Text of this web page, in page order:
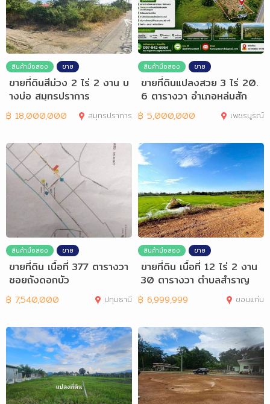
สินค้ามือสอง ขาย
ขายที่ดินสีม่วง 2 ไร่ 2 งาน บ
างบ่อ สมุทรปราการ
฿ 18,000,000 สมุทรปราการ
สินค้ามือสอง ขาย
ขายที่ดินแปลงสวย 3 ไร่ 20.
6 ตารางวา อำเภอหล่มสัก
฿ 5,000,000 เพชรบูรณ์
สินค้ามือสอง ขาย
ขายที่ดิน เนื้อที่ 377 ตารางวา
ซอยถังดอกบัว
฿ 7,540,000 ปทุมธานี
สินค้ามือสอง ขาย
ขายที่ดิน เนื้อที่ 12 ไร่ 2 งาน
30 ตารางวา ตำบลสำราญ
฿ 6,999,999 ขอนแก่น